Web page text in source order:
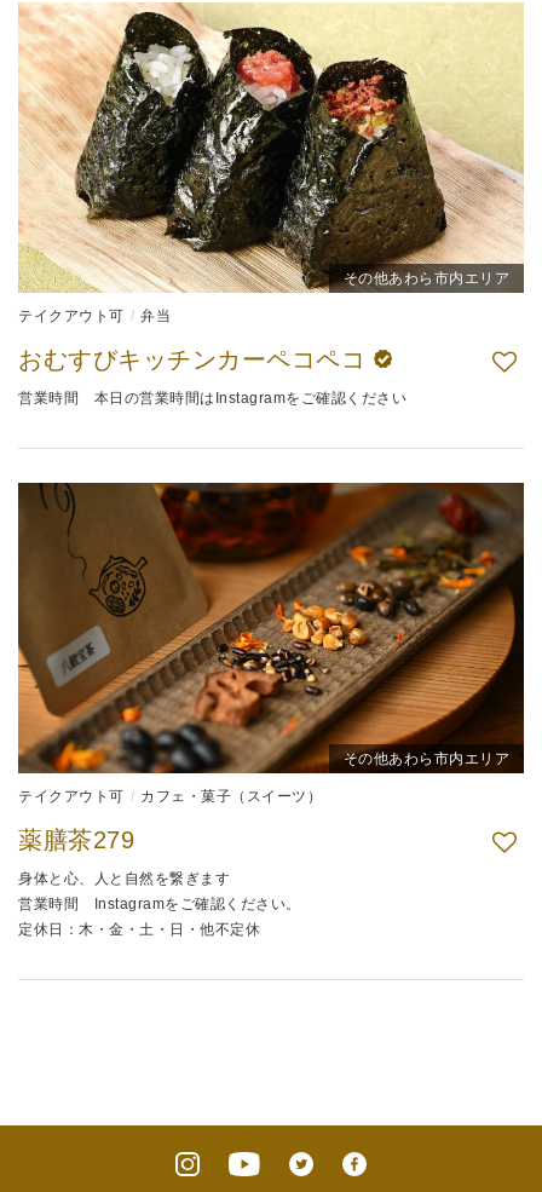
その他あわら市内エリア
テイクアウト可 弁当
おむすびキッチンカーペコペコ
営業時間 本日の営業時間はInstagramをご確認ください
その他あわら市内エリア
テイクアウト可 カフェ・菓子（スイーツ）
薬膳茶279
身体と心、人と自然を繋ぎます
営業時間 Instagramをご確認ください。
定休日：木・金・土・日・他不定休